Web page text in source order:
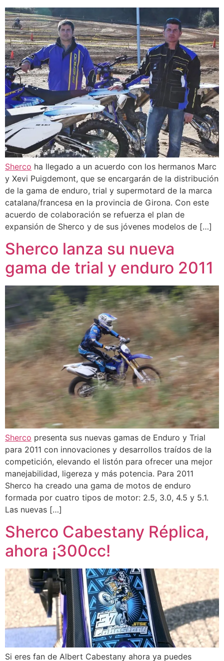
Sherco ha llegado a un acuerdo con los hermanos Marc
y Xevi Puigdemont, que se encargarán de la distribución
de la gama de enduro, trial y supermotard de la marca
catalana/francesa en la provincia de Girona. Con este
acuerdo de colaboración se refuerza el plan de
expansión de Sherco y de sus jóvenes modelos de […]
Sherco lanza su nueva
gama de trial y enduro 2011
Sherco presenta sus nuevas gamas de Enduro y Trial
para 2011 con innovaciones y desarrollos traídos de la
competición, elevando el listón para ofrecer una mejor
manejabilidad, ligereza y más potencia. Para 2011
Sherco ha creado una gama de motos de enduro
formada por cuatro tipos de motor: 2.5, 3.0, 4.5 y 5.1.
Las nuevas […]
Sherco Cabestany Réplica,
ahora ¡300cc!
Si eres fan de Albert Cabestany ahora ya puedes